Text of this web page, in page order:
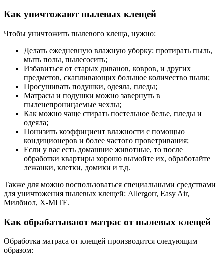
Как уничтожают пылевых клещей
Чтобы уничтожить пылевого клеща, нужно:
Делать ежедневную влажную уборку: протирать пыль,
мыть полы, пылесосить;
Избавиться от старых диванов, ковров, и других
предметов, скапливающих большое количество пыли;
Просушивать подушки, одеяла, пледы;
Матрасы и подушки можно завернуть в
пыленепроницаемые чехлы;
Как можно чаще стирать постельное белье, пледы и
одеяла;
Понизить коэффициент влажности с помощью
кондиционеров и более частого проветривания;
Если у вас есть домашние животные, то после
обработки квартиры хорошо вымойте их, обработайте
лежанки, клетки, домики и т.д.
Также для можно воспользоваться специальными средствами
для уничтожения пылевых клещей: Allergorr, Easy Air,
Милбиол, X-MITE.
Как обрабатывают матрас от пылевых клещей
Обработка матраса от клещей производится следующим
образом: